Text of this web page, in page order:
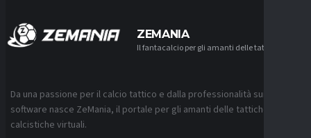
ZEMANIA
Il fantacalcio per gli amanti delle tattiche
Da una passione per il calcio tattico e dalla professionalità sui
software nasce ZeMania, il portale per gli amanti delle tattiche
calcistiche virtuali.